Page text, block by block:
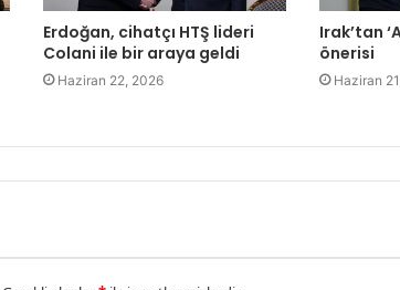
Erdoğan, cihatçı HTŞ lideri
Colani ile bir araya geldi
Haziran 22, 2026
Irak’tan
önerisi
Haziran